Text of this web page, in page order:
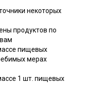
некоторых
продуктов по
пищевых
мерах
1 шт. пищевых